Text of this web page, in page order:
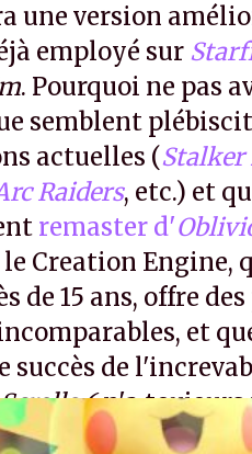
une version
employé sur
. Pourquoi ne pas
semblent
actuelles (Stalker
Raiders, etc.) et
remaster d'
le Creation Engine,
de 15 ans, offre
et
succès de
6n'a toujours